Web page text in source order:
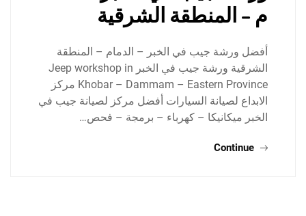
م – المنطقة الشرقية
أفضل ورشة جيب في الخبر – الدمام – المنطقة
الشرقية ورشة جيب في الخبر Jeep workshop in
Khobar – Dammam – Eastern Province مركز
الابداع لصيانة السيارات أفضل مركز لصيانة جيب في
الخبر ميكانيكا – كهرباء – برمجة – فحص…
Continue